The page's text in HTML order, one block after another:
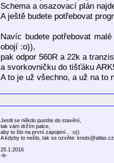
Schema a osazovací plán
A ještě budete potřebovat
Navíc budete potřebovat
obojí :o)),
pak odpor 560R a 22k a
a svorkovničku do tišťáku
A to je už všechno, a už na to
Jestli se někdo pustíte do stavění,
tak vám držím palce,
aby to šlo na první zapojení... :o))
A kdyby to nešlo, tak se ozvěte: knots@atlas.cz
25.1.2016
-b-